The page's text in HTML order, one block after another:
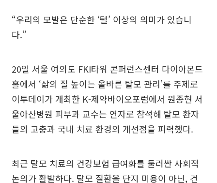
“우리의 모발은 단순한 ‘털’ 이상의 의미가 있습니
다.”
20일 서울 여의도 FKI타워 콘퍼런스센터 다이아몬드
홀에서 ‘삶의 질 높이는 올바른 탈모 관리’를 주제로
이투데이가 개최한 K-제약바이오포럼에서 원종현 서
울아산병원 피부과 교수는 연자로 참석해 탈모 환자
들의 고충과 국내 치료 환경의 개선점을 피력했다.
최근 탈모 치료의 건강보험 급여화를 둘러싼 사회적
논의가 활발하다. 탈모 질환을 단지 미용이 아닌, 건